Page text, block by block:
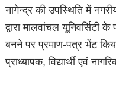
नागेन्द्र की उपस्थिति में
द्वारा मालवांचल यूनिवर्सिटी
बनने पर प्रमाण-पत्र भेंट
प्राध्यापक, विद्यार्थी एवं